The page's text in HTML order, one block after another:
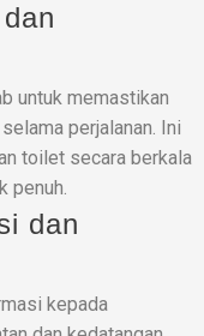
untuk memastikan
perjalanan. Ini
toilet secara berkala
penuh.
dan
kepada